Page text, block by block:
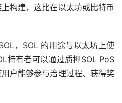
构建，这比在以太坊或比特币
，SOL 的用途与以太坊上使
持有者可以通过质押SOL PoS
户能够参与治理过程、获得奖